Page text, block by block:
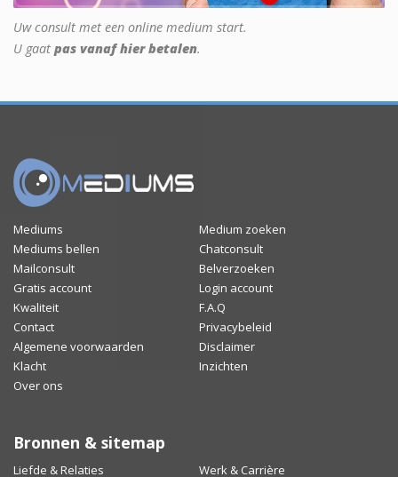
Uw consult met een online medium start.
U gaat pas vanaf hier betalen.
Mediums
Medium zoeken
Mediums bellen
Chatconsult
Mailconsult
Belverzoeken
Gratis account
Login account
Kwaliteit
F.A.Q
Contact
Privacybeleid
Algemene voorwaarden
Disclaimer
Klacht
Inzichten
Over ons
Bronnen & sitemap
Liefde & Relaties Werk & Carrière